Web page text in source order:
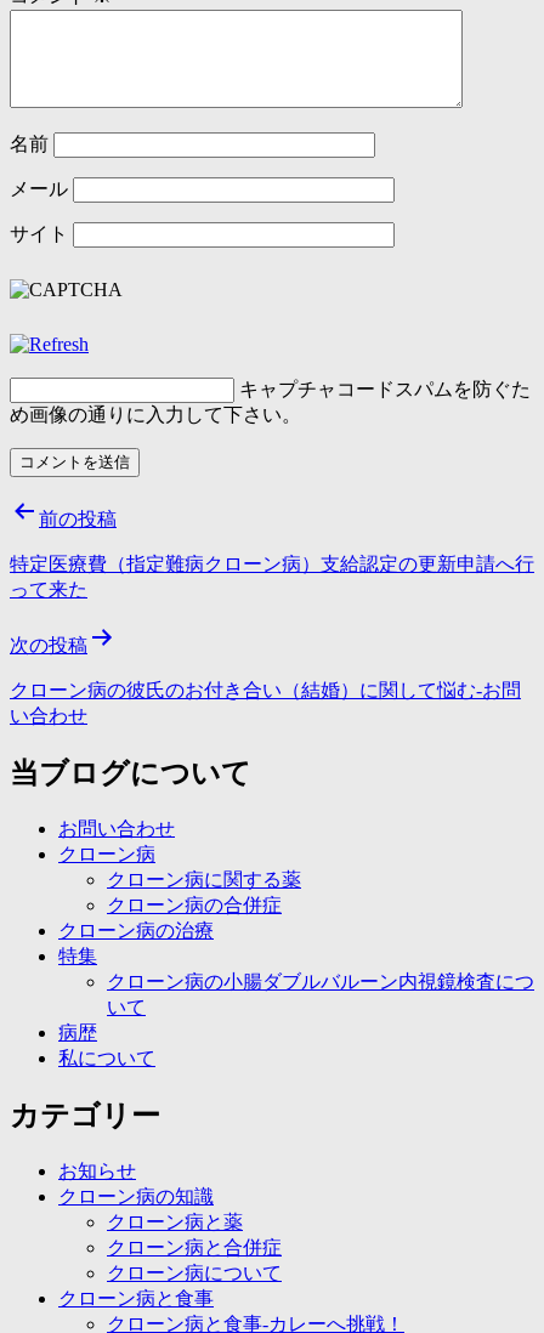
名前
メール
サイト
キャプチャコード スパムを防ぐた
め画像の通りに入力して下さい。
投
稿
ナ
ビ
ー
ョ
前の投稿
特定医療費（指定難病クローン病）支給認定の更新申請へ行
って来た
次の投稿
クローン病の彼氏のお付き合い（結婚）に関して悩む-お問
い合わせ
当ブログについて
お問い合わせ
クローン病
クローン病に関する薬
クローン病の合併症
クローン病の治療
特集
クローン病の小腸ダブルバルーン内視鏡検査につ
いて
病歴
私について
カテゴリー
お知らせ
クローン病の知識
クローン病と薬
クローン病と合併症
クローン病について
クローン病と食事
クローン病と食事-カレーへ挑戦！